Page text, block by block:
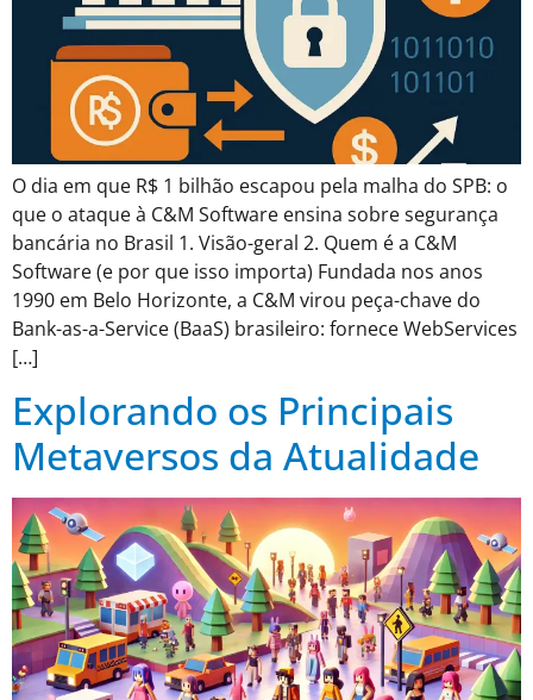
O dia em que R$ 1 bilhão escapou pela malha do SPB: o
que o ataque à C&M Software ensina sobre segurança
bancária no Brasil 1. Visão-geral 2. Quem é a C&M
Software (e por que isso importa) Fundada nos anos
1990 em Belo Horizonte, a C&M virou peça-chave do
Bank-as-a-Service (BaaS) brasileiro: fornece WebServices
[…]
Explorando os Principais
Metaversos da Atualidade